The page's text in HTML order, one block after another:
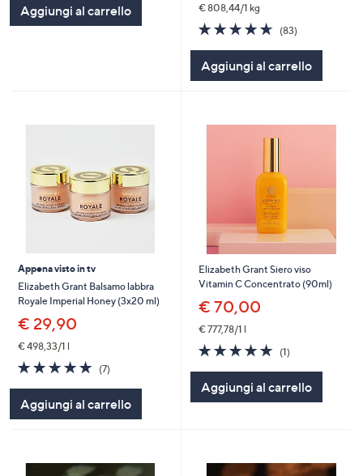
Stars
Aggiungi al carrello
€ 808,44/1 kg
4.6
of
Stars
(83)
Aggiungi al carrello
Appena visto in tv
Elizabeth Grant Balsamo labbra
Royale Imperial Honey (3x20 ml)
€ 29,90
€ 498,33/1 l
5.0
of
Stars
(7)7
Aggiungi al carrello
Elizabeth Grant Siero viso
Vitamin C Concentrato (90ml)
€ 70,00
€ 777,78/1 l
5.0
of
Stars
(1)
Aggiungi al carrello